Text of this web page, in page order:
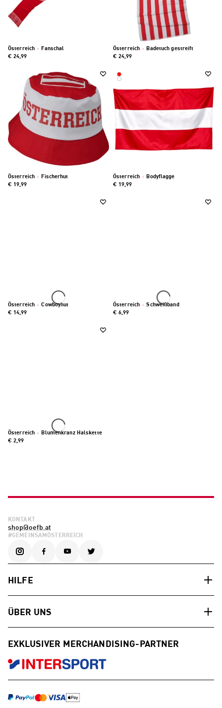
Österreich · Fanschal
€ 24,99
Österreich · Badetuch gestreift
€ 24,99
Österreich · Fischerhut
€ 19,99
Österreich · Bodyflagge
€ 19,99
Österreich · Cowboyhut
€ 14,99
Österreich · Schweißband
€ 6,99
Österreich · Blumenkranz Halskette
€ 2,99
KONTAKT
shop@oefb.at
#GEMEINSAMÖSTERREICH
HILFE
ÜBER UNS
EXKLUSIVER MERCHANDISING-PARTNER